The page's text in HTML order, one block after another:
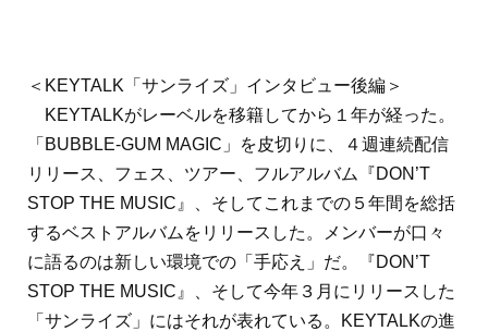
＜KEYTALK「サンライズ」インタビュー後編＞
KEYTALKがレーベルを移籍してから１年が経った。
「BUBBLE-GUM MAGIC」を皮切りに、４週連続配信
リリース、フェス、ツアー、フルアルバム『DON’T
STOP THE MUSIC』、そしてこれまでの５年間を総括
するベストアルバムをリリースした。メンバーが口々
に語るのは新しい環境での「手応え」だ。『DON’T
STOP THE MUSIC』、そして今年３月にリリースした
「サンライズ」にはそれが表れている。KEYTALKの進